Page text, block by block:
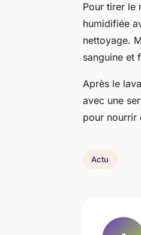
Pour tirer le
humidifiée
nettoyage.
sanguine et
Après le
avec une
pour nourrir
Actu